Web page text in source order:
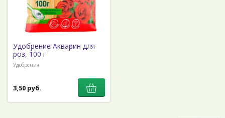
Удобрение Акварин для
роз, 100 г
Удобрения
3,50 руб.